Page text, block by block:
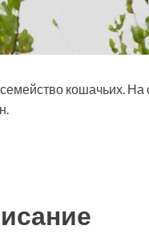
кошачьих.